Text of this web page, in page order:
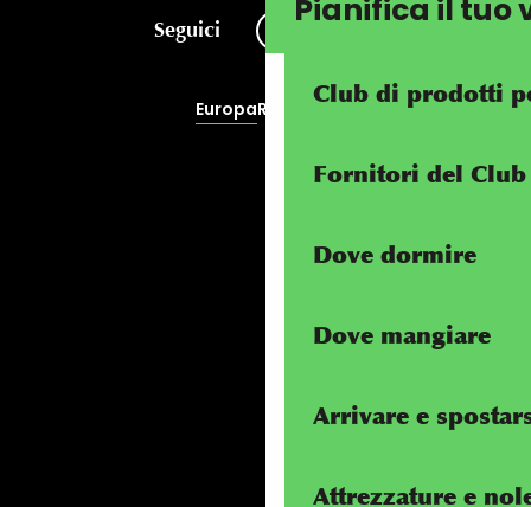
Pianifica il tuo
Club di prodotti
Fornitori del
Dove dormire
Dove mangiare
Arrivare e
Attrezzature e
Seguici
EuropaRivierALP